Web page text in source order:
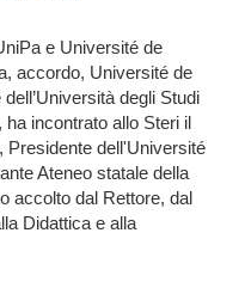
e Université de
accordo, Université de
degli Studi
incontrato allo Steri il
Presidente dell'Université
Ateneo statale della
accolto dal Rettore, dal
Didattica e alla